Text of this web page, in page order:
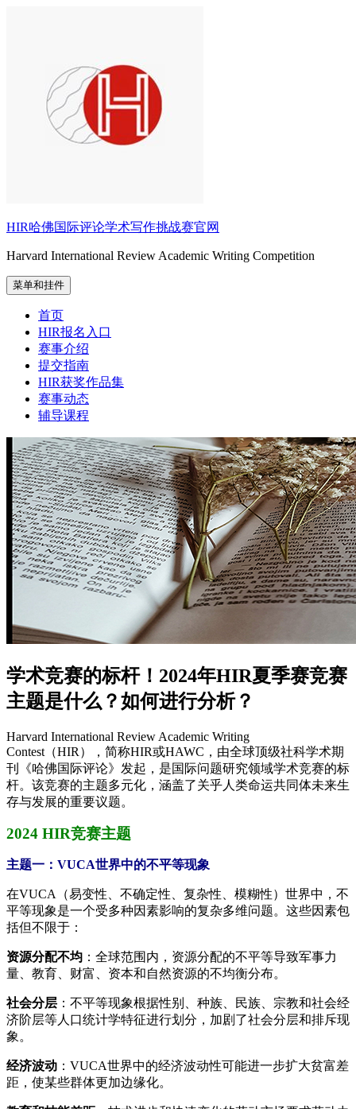
HIR哈佛国际评论学术写作挑战赛官网
Harvard International Review Academic Writing Competition
菜单和挂件
首页
HIR报名入口
赛事介绍
提交指南
HIR获奖作品集
赛事动态
辅导课程
学术竞赛的标杆！2024年HIR夏季赛竞赛
主题是什么？如何进行分析？
Harvard International Review Academic Writing
Contest（HIR），简称HIR或HAWC，由全球顶级社科学术期
刊《哈佛国际评论》发起，是国际问题研究领域学术竞赛的标
杆。该竞赛的主题多元化，涵盖了关乎人类命运共同体未来生
存与发展的重要议题。
2024 HIR竞赛主题
主题一：VUCA世界中的不平等现象
在VUCA（易变性、不确定性、复杂性、模糊性）世界中，不
平等现象是一个受多种因素影响的复杂多维问题。这些因素包
括但不限于：
资源分配不均 ：全球范围内，资源分配的不平等导致军事力
量、教育、财富、资本和自然资源的不均衡分布。
社会分层 ：不平等现象根据性别、种族、民族、宗教和社会经
济阶层等人口统计学特征进行划分，加剧了社会分层和排斥现
象。
经济波动 ：VUCA世界中的经济波动性可能进一步扩大贫富差
距，使某些群体更加边缘化。